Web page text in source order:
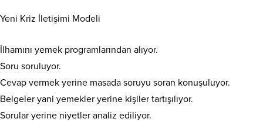
Yeni Kriz İletişimi Modeli
İlhamını yemek programlarından alıyor.
Soru soruluyor.
Cevap vermek yerine masada soruyu soran konuşuluyor.
Belgeler yani yemekler yerine kişiler tartışılıyor.
Sorular yerine niyetler analiz ediliyor.